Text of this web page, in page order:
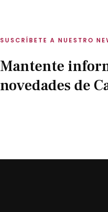
SUSCRÍBETE A NUESTRO
Mantente
novedades de